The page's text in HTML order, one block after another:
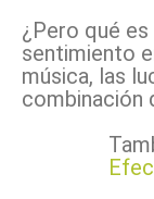
¿Pero qué
sentimiento
música, las
combinación